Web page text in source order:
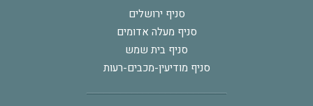
סניף ירושלים
סניף מעלה אדומים
סניף בית שמש
סניף מודיעין-מכבים-רעות